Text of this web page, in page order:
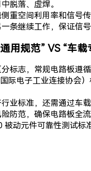
脱落、虚焊。
重空间利用率和信号
条继续工作，保证信
用规范” VS “车载
标志，常规电路板遵
际电子工业连接协会
业标准，还需通过车
防范，确保电路板全
被动元件可靠性测试